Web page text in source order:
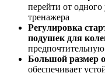
перейти от
тренажера
Регулировка
подушек для
Большой размер
обеспечивает